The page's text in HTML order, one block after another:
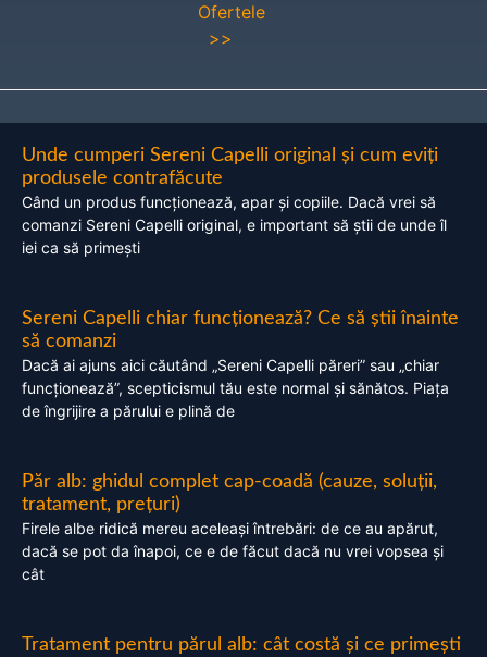
Ofertele
>>
Unde cumperi Sereni Capelli original și cum eviți
produsele contrafăcute
Când un produs funcționează, apar și copiile. Dacă vrei să
comanzi Sereni Capelli original, e important să știi de unde îl
iei ca să primești
Sereni Capelli chiar funcționează? Ce să știi înainte
să comanzi
Dacă ai ajuns aici căutând „Sereni Capelli păreri” sau „chiar
funcționează”, scepticismul tău este normal și sănătos. Piața
de îngrijire a părului e plină de
Păr alb: ghidul complet cap-coadă (cauze, soluții,
tratament, prețuri)
Firele albe ridică mereu aceleași întrebări: de ce au apărut,
dacă se pot da înapoi, ce e de făcut dacă nu vrei vopsea și
cât
Tratament pentru părul alb: cât costă și ce primești